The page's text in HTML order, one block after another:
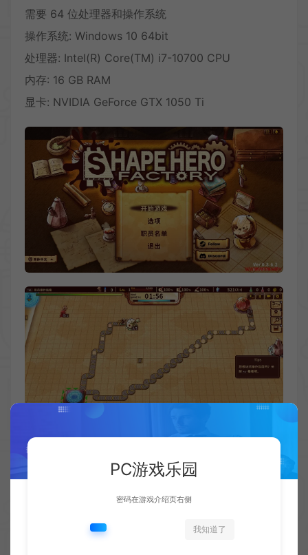
需要 64 位处理器和操作系统
操作系统: Windows 10 64bit
处理器: Intel(R) Core(TM) i7-10700 CPU
内存: 16 GB RAM
显卡: NVIDIA GeForce GTX 1050 Ti
PC游戏乐园
密码在游戏介绍页右侧
我知道了